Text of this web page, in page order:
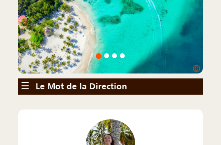
©
☰
Le Mot de la Direction